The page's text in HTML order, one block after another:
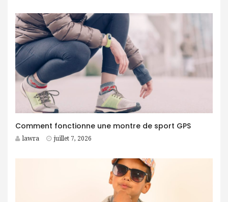
Comment fonctionne une montre de sport GPS
lawra juillet 7, 2026